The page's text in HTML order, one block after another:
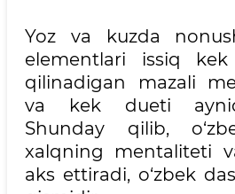
Yoz va kuzda
elementlari issiq kek
qilinadigan mazali
va kek dueti
Shunday qilib,
xalqning mentaliteti
aks ettiradi, o‘zbek